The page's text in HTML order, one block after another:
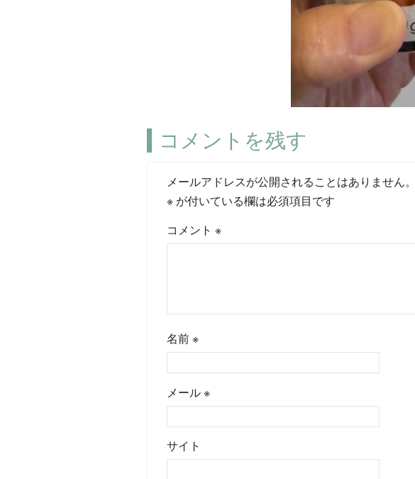
コメントを残す
メールアドレスが公開されることはありません。
※ が付いている欄は必須項目です
コメント※
名前※
メール※
サイト